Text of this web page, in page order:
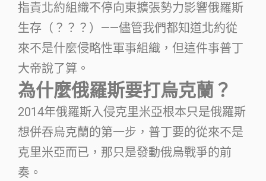
指責北約組織不停向東擴張勢力影響俄羅斯
生存（？？？）——儘管我們都知道北約從
來不是什麼侵略性軍事組織，但這件事普丁
大帝說了算。
為什麼俄羅斯要打烏克蘭？
2014年俄羅斯入侵克里米亞根本只是俄羅斯
想併吞烏克蘭的第一步，普丁要的從來不是
克里米亞而已，那只是發動俄烏戰爭的前
奏。